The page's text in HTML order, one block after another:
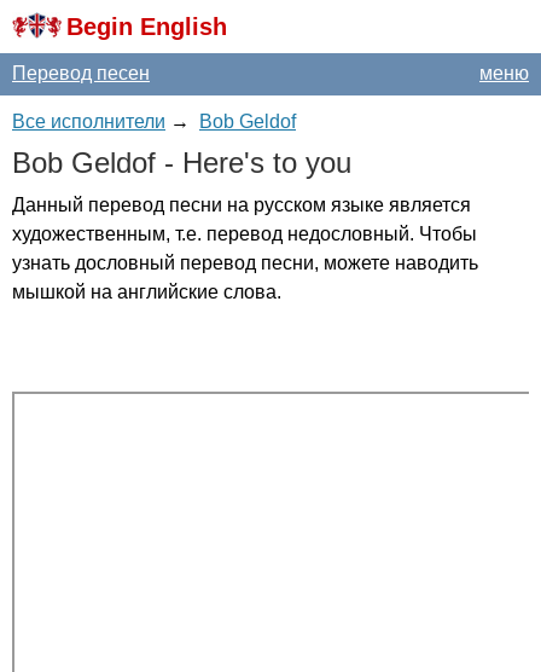
Begin English
меню
Перевод песен
Все исполнители → Bob Geldof
Bob Geldof - Here's to you
Данный перевод песни на русском языке является
художественным, т.е. перевод недословный. Чтобы
узнать дословный перевод песни, можете наводить
мышкой на английские слова.